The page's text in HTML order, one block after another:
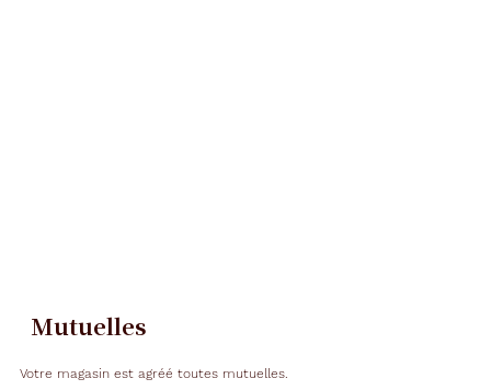
Mutuelles
Votre magasin est agréé toutes mutuelles.